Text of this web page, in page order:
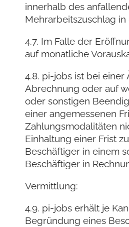
innerhalb des
Mehrarbeitszuschlag
4.7. Im Falle der
auf monatliche
4.8. pi-jobs ist bei
Abrechnung oder auf
oder sonstigen
einer angemessenen
Zahlungsmodalitäten
Einhaltung einer Frist
Beschäftiger in einem
Beschäftiger in
Vermittlung:
4.9. pi-jobs erhält je
Begründung eines